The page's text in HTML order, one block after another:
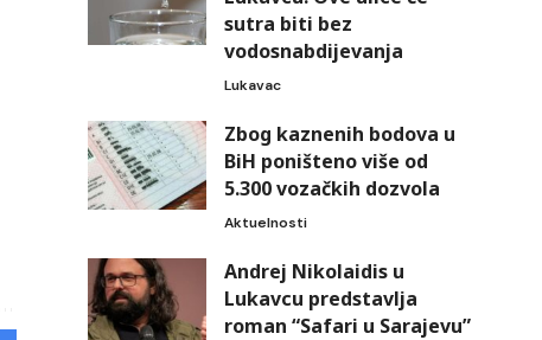
sutra biti bez
vodosnabdijevanja
Lukavac
Zbog kaznenih bodova u
BiH poništeno više od
5.300 vozačkih dozvola
Aktuelnosti
Andrej Nikolaidis u
Lukavcu predstavlja
roman “Safari u Sarajevu”